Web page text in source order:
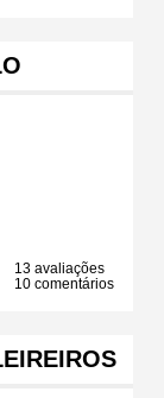
13 avaliações
10 comentários